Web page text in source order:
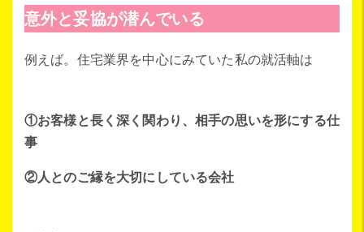
意外と妥協が潜んでいる
例えば。住宅業界を中心にみていた私の就活軸は
①お客様と長く深く関わり、相手の思いを形にする仕
事
②人とのご縁を大切にしている会社